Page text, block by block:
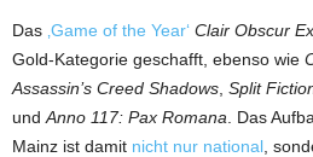
Das ‚Game of the Year‘ Clair Obscur
Gold-Kategorie geschafft, ebenso wie
Assassin’s Creed Shadows Split
und Anno 117: Pax Romana . Das
Mainz ist damit nicht nur national ,